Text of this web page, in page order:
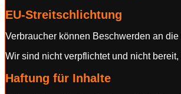
EU-Streitschlichtung
Verbraucher können Beschwerden an
Wir sind nicht verpflichtet und nicht
Haftung für Inhalte